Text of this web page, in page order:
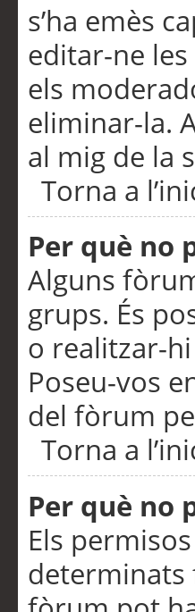
s’ha emès
editar-ne
els
eliminar-la.
al mig de la
Torna a
Per què no
Alguns
grups. És
o realitzar-
Poseu-vos
del fòrum
Torna a
Per què no
Els
determinats